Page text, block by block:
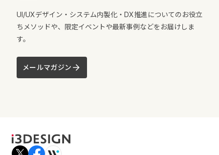
UI/UXデザイン・システム内製化・DX推進についてのお役立
ちメソッドや、限定イベントや最新事例などをお届けしま
す。
メールマガジン